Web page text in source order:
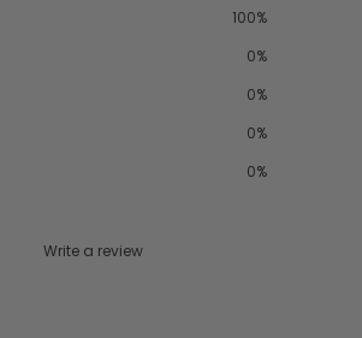
100%
0%
0%
0%
0%
Write a review